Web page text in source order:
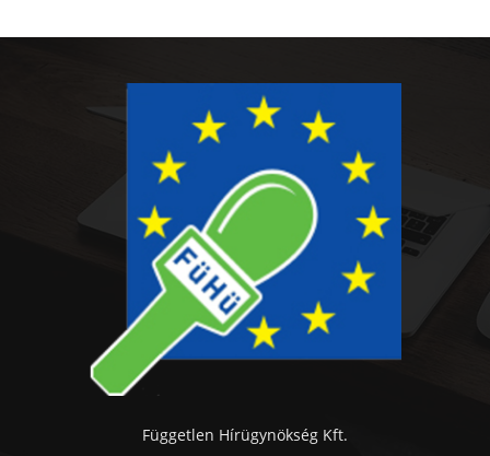
Független Hírügynökség Kft.